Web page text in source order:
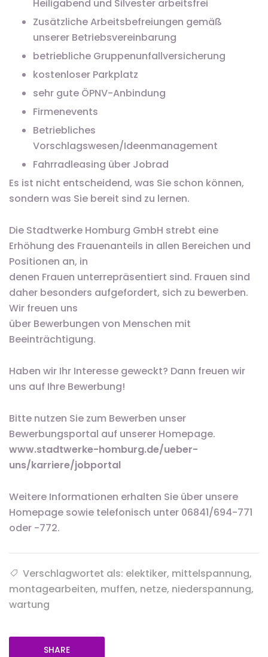
Heiligabend und Silvester arbeitsfrei
Zusätzliche Arbeitsbefreiungen gemäß
unserer Betriebsvereinbarung
betriebliche Gruppenunfallversicherung
kostenloser Parkplatz
sehr gute ÖPNV-Anbindung
Firmenevents
Betriebliches
Vorschlagswesen/Ideenmanagement
Fahrradleasing über Jobrad
Es ist nicht entscheidend, was Sie schon können,
sondern was Sie bereit sind zu lernen.
Die Stadtwerke Homburg GmbH strebt eine
Erhöhung des Frauenanteils in allen Bereichen und
Positionen an, in
denen Frauen unterrepräsentiert sind. Frauen sind
daher besonders aufgefordert, sich zu bewerben.
Wir freuen uns
über Bewerbungen von Menschen mit
Beeinträchtigung.
Haben wir Ihr Interesse geweckt? Dann freuen wir
uns auf Ihre Bewerbung!
Bitte nutzen Sie zum Bewerben unser
Bewerbungsportal auf unserer Homepage.
www.stadtwerke-homburg.de/ueber-
uns/karriere/jobportal
Weitere Informationen erhalten Sie über unsere
Homepage sowie telefonisch unter 06841/694-771
oder -772.
Verschlagwortet als: elektiker, mittelspannung,
montagearbeiten, muffen, netze, niederspannung,
wartung
SHARE